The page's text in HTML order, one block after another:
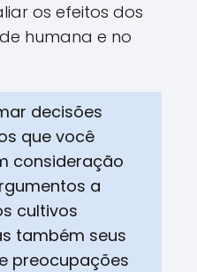
os efeitos dos
humana e no
decisões
que você
consideração
a
cultivos
também seus
preocupações